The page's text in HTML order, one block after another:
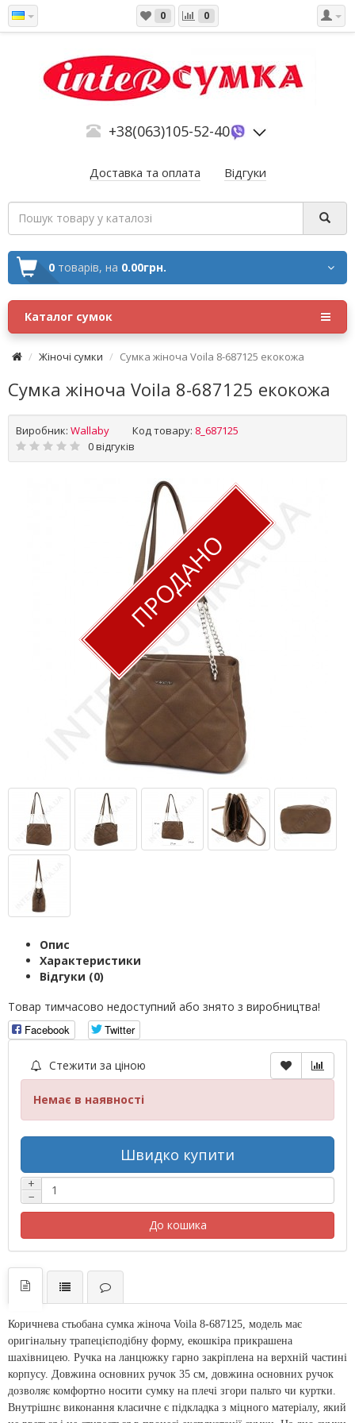
0 0
+38(063)105-52-40
Доставка та оплата Відгуки
0 товарів, на 0.00грн.
Каталог сумок
Жіночі сумки Сумка жіноча Voila 8-687125 екокожа
Сумка жіноча Voila 8-687125 екокожа
Виробник: Wallaby Код товару: 8_687125
0 відгуків
ПРОДАНО
Опис
Характеристики
Відгуки (0)
Товар тимчасово недоступний або знято з виробництва!
Facebook
Twitter
Стежити за ціною
Немає в наявності
Швидко купити
+
−
До кошика
Коричнева стьобана сумка жіноча Voila 8-687125, модель має
оригінальну трапецієподібну форму, екошкіра прикрашена
шахівницею. Ручка на ланцюжку гарно закріплена на верхній частині
корпусу. Довжина основних ручок 35 см, довжина основних ручок
дозволяє комфортно носити сумку на плечі згори пальто чи куртки.
Внутрішнє виконання класичне є підкладка з міцного матеріалу, який